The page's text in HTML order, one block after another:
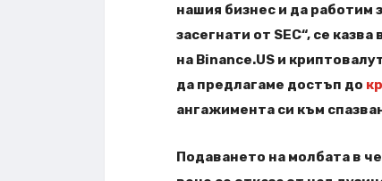
нашия бизнес и да работим
засегнати от SEC“, се
на Binance.US и
да предлагаме достъп до
ангажимента си към
Подаването на молбата в